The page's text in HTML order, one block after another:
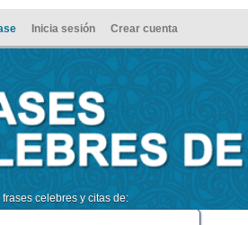
Inicia sesión Crear cuenta
frases celebres y citas de: